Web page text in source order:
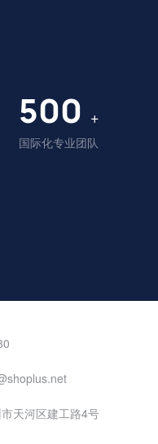
500 +
国际化专业团队
天河区建工路4号